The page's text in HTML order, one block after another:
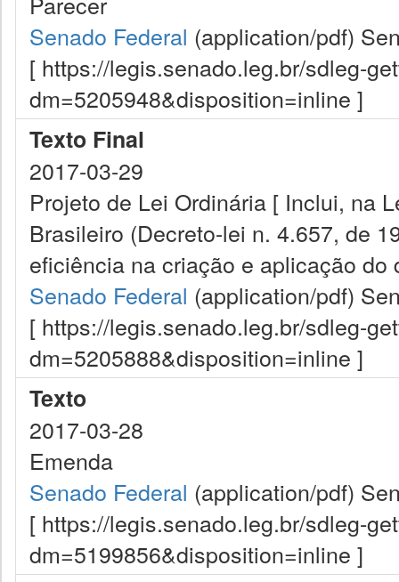
Senado Federal (application/pdf)
[ https://legis.senado.leg.br/sdleg-
dm=5205948&disposition=inline ]
Texto Final
2017-03-29
Projeto de Lei Ordinária [ Inclui, na
Brasileiro (Decreto-lei n. 4.657, de
eficiência na criação e aplicação do
Senado Federal (application/pdf)
[ https://legis.senado.leg.br/sdleg-
dm=5205888&disposition=inline ]
Texto
2017-03-28
Emenda
Senado Federal (application/pdf)
[ https://legis.senado.leg.br/sdleg-
dm=5199856&disposition=inline ]